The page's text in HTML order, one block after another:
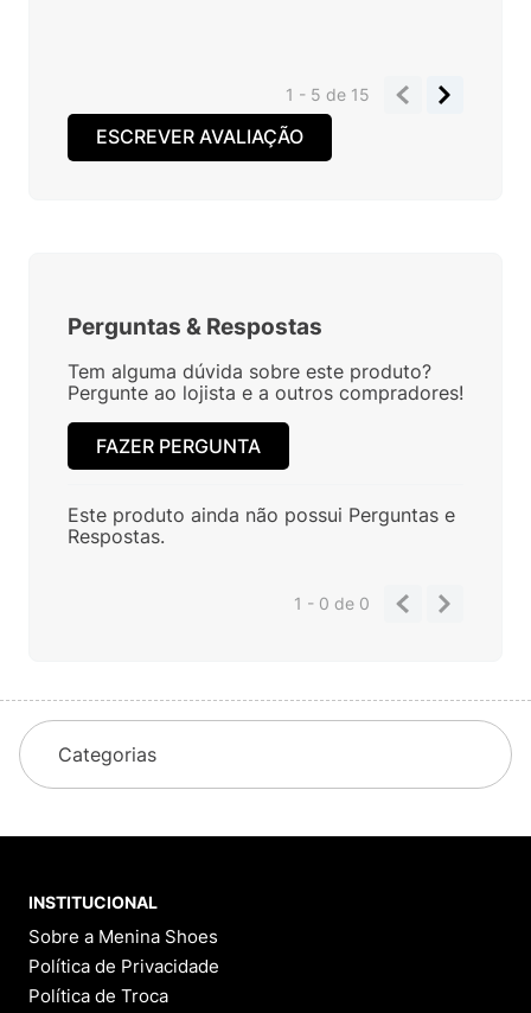
1 - 5de 15
ESCREVER AVALIAÇÃO
Perguntas & Respostas
Tem alguma dúvida sobre este produto?
Pergunte ao lojista e a outros compradores!
FAZER PERGUNTA
Este produto ainda não possui Perguntas e
Respostas.
1 - 0de 0
Categorias
INSTITUCIONAL
Sobre a Menina Shoes
Política de Privacidade
Política de Troca